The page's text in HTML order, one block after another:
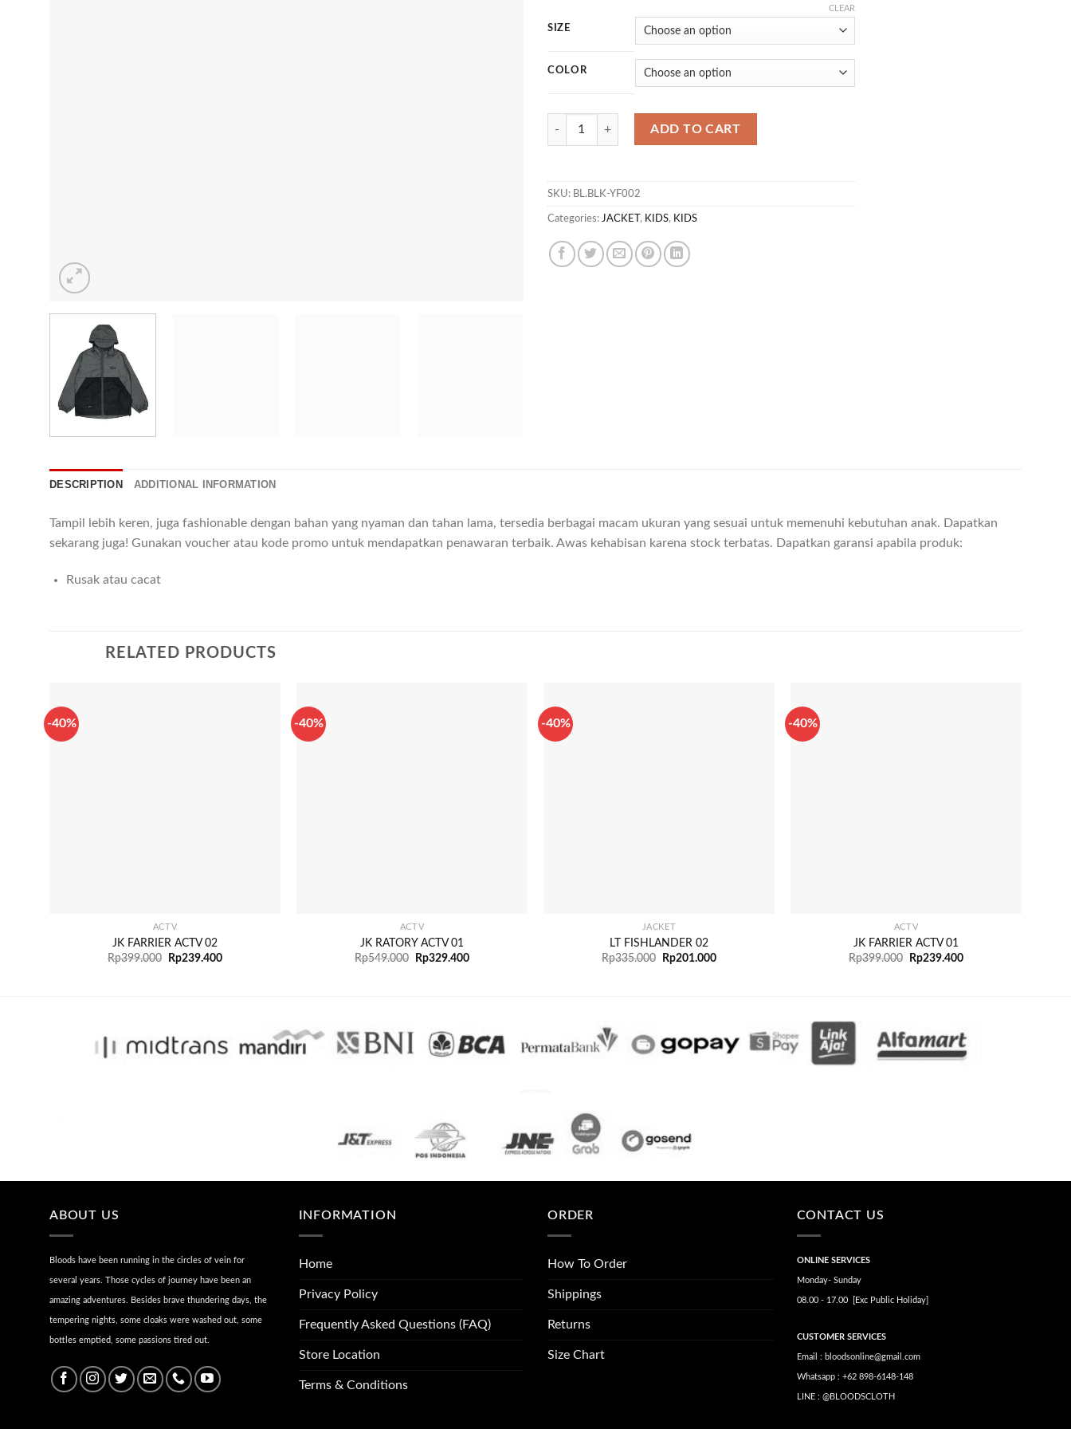
SIZE
COLOR
CLEAR
JKK GREVA 02 quantity
ADD TO CART
SKU: BL.BLK-YF002
Categories: JACKET , KIDS, KIDS
DESCRIPTION ADDITIONAL INFORMATION
Tampil lebih keren, juga fashionable dengan bahan yang nyaman dan tahan lama, tersedia berbagai macam ukuran yang sesuai untuk memenuhi kebutuhan anak. Dapatkan
sekarang juga! Gunakan voucher atau kode promo untuk mendapatkan penawaran terbaik. Awas kehabisan karena stock terbatas. Dapatkan garansi apabila produk:
Rusak atau cacat
RELATED PRODUCTS
-40%
ACTV
JK FARRIER ACTV 02
Rp399.000 Rp239.400
-40%
ACTV
JK RATORY ACTV 01
Rp549.000 Rp329.400
-40%
JACKET
LT FISHLANDER 02
Rp335.000 Rp201.000
-40%
ACTV
JK FARRIER ACTV 01
Rp399.000 Rp239.400
ABOUT US
Bloods have been running in the circles of vein for
several years. Those cycles of journey have been an
amazing adventures. Besides brave thundering days, the
tempering nights, some cloaks were washed out, some
bottles emptied, some passions tired out.
INFORMATION
Home
Privacy Policy
Frequently Asked Questions (FAQ)
Store Location
Terms & Conditions
ORDER
How To Order
Shippings
Returns
Size Chart
CONTACT US
ONLINE SERVICES
Monday- Sunday
08.00 - 17.00 [Exc Public Holiday]
CUSTOMER SERVICES
Email : bloodsonline@gmail.com
Whatsapp : +62 898-6148-148
LINE : @BLOODSCLOTH